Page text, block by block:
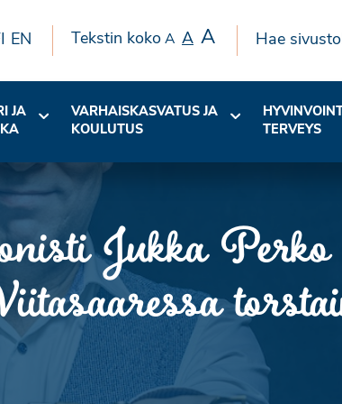
EN Tekstin koko A A A Hae
JA
VARHAISKASVATUS JA
KOULUTUS
TERVEYS
Jukka